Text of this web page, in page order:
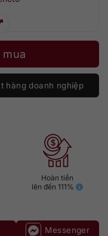
Riserva Pret-A-Porter số
hàng doanh nghiệp
Hoàn tiền
lên đến 111%
Messenger